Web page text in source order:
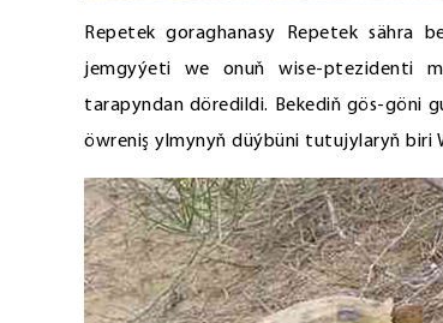
Repetek goraghanasy Repetek sähra
jemgyýeti we onuň wise-ptezidenti
tarapyndan döredildi. Bekediň gös-göni
öwreniş ylmynyň düýbüni tutujylaryň biri